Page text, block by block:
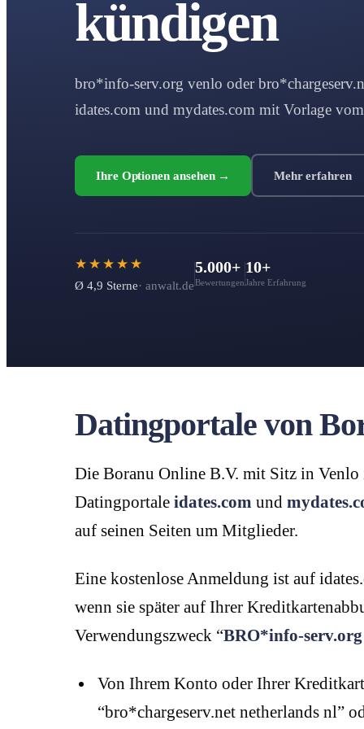
kündigen
bro*info-serv.org venlo oder
idates.com und mydates.com mit Vorlage
Ihre Optionen ansehen → Mehr erfahren
★★★★★
Ø 4,9 Sterne· anwalt.de
5.000+
Bewertungen
10+
Jahre Erfahrung
Datingportale von
Die Boranu Online B.V. mit Sitz in Venlo
Datingportale idates.com und
auf seinen Seiten um Mitglieder.
Eine kostenlose Anmeldung ist auf
wenn sie später auf Ihrer
Verwendungszweck “BRO*info-
Von Ihrem Konto oder Ihrer
“bro*chargeserv.net netherlands nl”